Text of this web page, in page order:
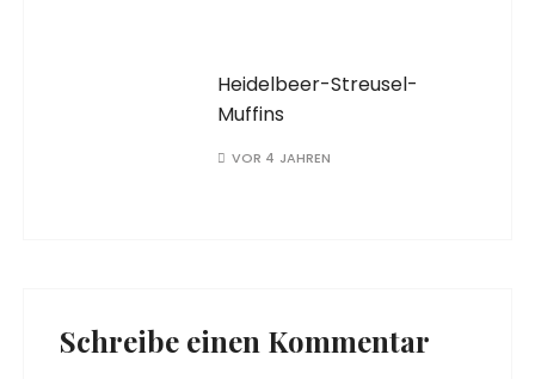
Heidelbeer-Streusel-
Muffins
VOR 4 JAHREN
Schreibe einen Kommentar